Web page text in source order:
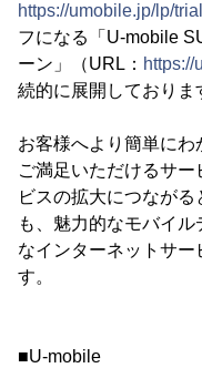
https://umobile.jp/lp/trial
フになる「U-mobile
ーン」（URL： https://
続的に展開しておりま
お客様へより簡単に
ご満足いただけるサ
ビスの拡大につなが
も、魅力的なモバイ
なインターネットサー
す。
■U-mobile